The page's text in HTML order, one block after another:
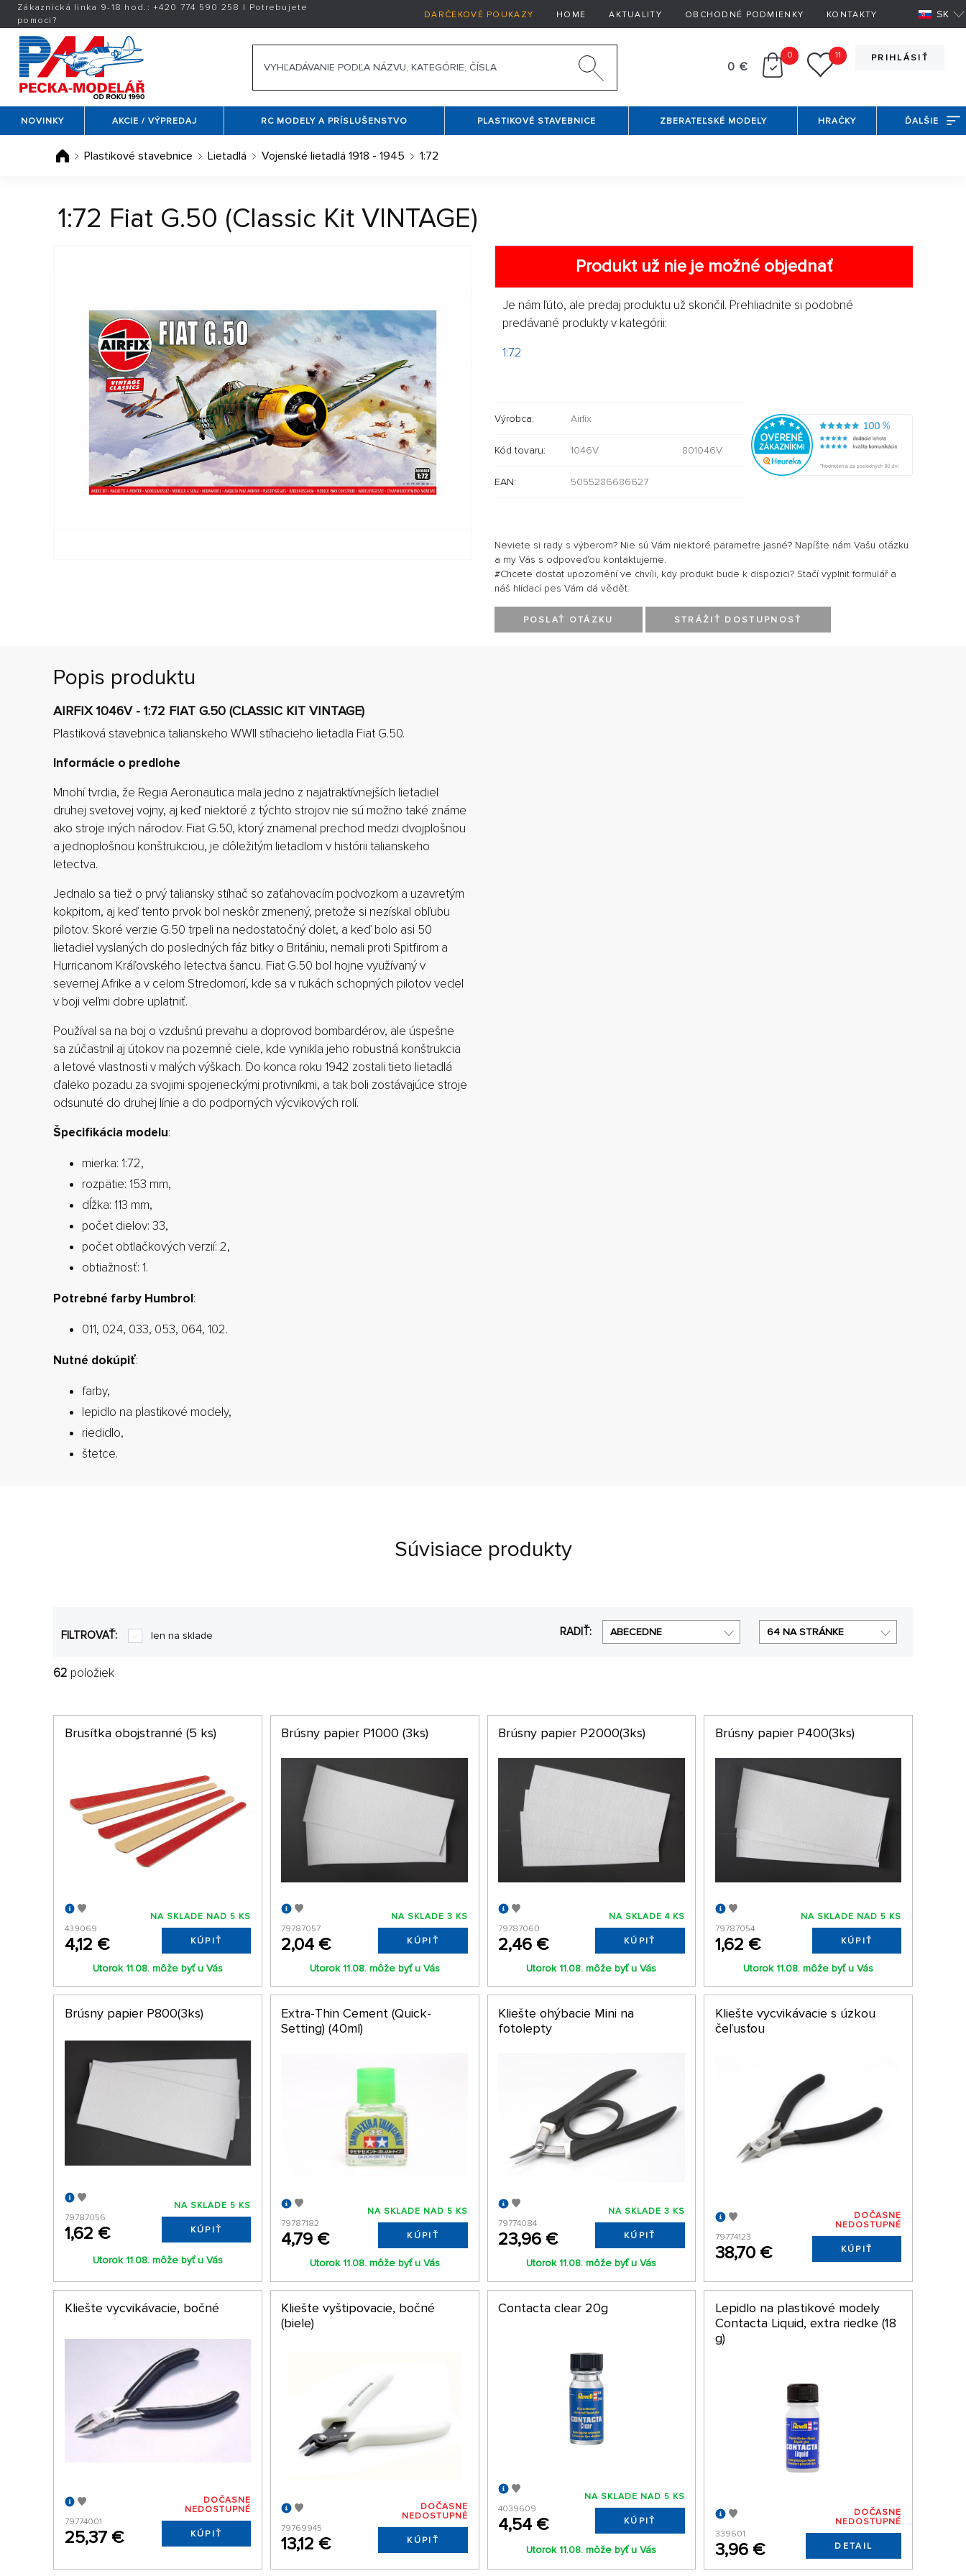
Zákaznická linka 9-18 hod.:+420 774 590 258 | Potrebujete
pomoci?
DARČEKOVÉ POUKAZY HOME AKTUALITY OBCHODNÉ PODMIENKY KONTAKTY SK
PRIHLÁSIŤ
0 €
0 11
NOVINKY AKCIE / VÝPREDAJ RC MODELY A PRÍSLUŠENSTVO PLASTIKOVÉ STAVEBNICE ZBERATEĽSKÉ MODELY HRAČKY ĎALŠIE
Plastikové stavebnice Lietadlá Vojenské lietadlá 1918 - 1945 1:72
1:72 Fiat G.50 (Classic Kit VINTAGE)
Produkt už nie je možné objednať
Je nám ľúto, ale predaj produktu už skončil. Prehliadnite si podobné
predávané produkty v kategórii:
1:72
Výrobca: Airfix
Kód tovaru: 1046V 801046V
EAN: 5055286686627
Neviete si rady s výberom? Nie sú Vám niektoré parametre jasné? Napíšte nám Vašu otázku
a my Vás s odpoveďou kontaktujeme.
#Chcete dostat upozornění ve chvíli, kdy produkt bude k dispozici? Stačí vyplnit formulář a
náš hlídací pes Vám dá vědět.
POSLAŤ OTÁZKU STRÁŽIŤ DOSTUPNOSŤ
Popis produktu
AIRFIX 1046V - 1:72 FIAT G.50 (CLASSIC KIT VINTAGE)
Plastiková stavebnica talianskeho WWII stíhacieho lietadla Fiat G.50.
Informácie o predlohe
Mnohí tvrdia, že Regia Aeronautica mala jedno z najatraktívnejších lietadiel
druhej svetovej vojny, aj keď niektoré z týchto strojov nie sú možno také známe
ako stroje iných národov. Fiat G.50, ktorý znamenal prechod medzi dvojplošnou
a jednoplošnou konštrukciou, je dôležitým lietadlom v histórii talianskeho
letectva.
Jednalo sa tiež o prvý taliansky stíhač so zaťahovacím podvozkom a uzavretým
kokpitom, aj keď tento prvok bol neskôr zmenený, pretože si nezískal obľubu
pilotov. Skoré verzie G.50 trpeli na nedostatočný dolet, a keď bolo asi 50
lietadiel vyslaných do posledných fáz bitky o Britániu, nemali proti Spitfirom a
Hurricanom Kráľovského letectva šancu. Fiat G.50 bol hojne využívaný v
severnej Afrike a v celom Stredomorí, kde sa v rukách schopných pilotov vedel
v boji veľmi dobre uplatniť.
Používal sa na boj o vzdušnú prevahu a doprovod bombardérov, ale úspešne
sa zúčastnil aj útokov na pozemné ciele, kde vynikla jeho robustná konštrukcia
a letové vlastnosti v malých výškach. Do konca roku 1942 zostali tieto lietadlá
ďaleko pozadu za svojimi spojeneckými protivníkmi, a tak boli zostávajúce stroje
odsunuté do druhej línie a do podporných výcvikových rolí.
Špecifikácia modelu:
mierka: 1:72,
rozpätie: 153 mm,
dĺžka: 113 mm,
počet dielov: 33,
počet obtlačkových verzií: 2,
obtiažnosť: 1.
Potrebné farby Humbrol:
011, 024, 033, 053, 064, 102.
Nutné dokúpiť:
farby,
lepidlo na plastikové modely,
riedidlo,
štetce.
Súvisiace produkty
FILTROVAŤ: len na sklade RADIŤ: ABECEDNE 64 NA STRÁNKE
62 položiek
Brusítka obojstranné (5 ks)
439069
4,12 €
NA SKLADE NAD 5 KS
KÚPIŤ
Utorok 11.08. môže byť u Vás
Brúsny papier P1000 (3ks)
79787057
2,04 €
NA SKLADE 3 KS
KÚPIŤ
Utorok 11.08. môže byť u Vás
Brúsny papier P2000(3ks)
79787060
2,46 €
NA SKLADE 4 KS
KÚPIŤ
Utorok 11.08. môže byť u Vás
Brúsny papier P400(3ks)
79787054
1,62 €
NA SKLADE NAD 5 KS
KÚPIŤ
Utorok 11.08. môže byť u Vás
Brúsny papier P800(3ks)
79787056
1,62 €
NA SKLADE 5 KS
KÚPIŤ
Utorok 11.08. môže byť u Vás
Extra-Thin Cement (Quick-
Setting) (40ml)
79787182
4,79 €
NA SKLADE NAD 5 KS
KÚPIŤ
Utorok 11.08. môže byť u Vás
Kliešte ohýbacie Mini na
fotolepty
79774084
23,96 €
NA SKLADE 3 KS
KÚPIŤ
Utorok 11.08. môže byť u Vás
Kliešte vycvikávacie s úzkou
čeľusťou
79774123
38,70 €
DOČASNE
NEDOSTUPNÉ
KÚPIŤ
Kliešte vycvikávacie, bočné
79774001
25,37 €
DOČASNE
NEDOSTUPNÉ
KÚPIŤ
Kliešte vyštipovacie, bočné
(biele)
79769945
13,12 €
DOČASNE
NEDOSTUPNÉ
KÚPIŤ
Contacta clear 20g
4039609
4,54 €
NA SKLADE NAD 5 KS
KÚPIŤ
Utorok 11.08. môže byť u Vás
Lepidlo na plastikové modely
Contacta Liquid, extra riedke (18
g)
339601
3,96 €
DOČASNE
NEDOSTUPNÉ
DETAIL